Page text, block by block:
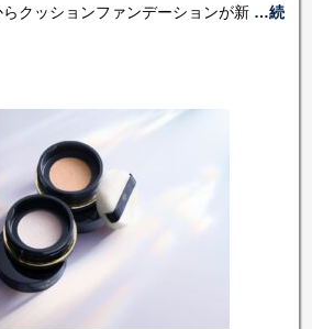
クッションファンデーションが新 …続